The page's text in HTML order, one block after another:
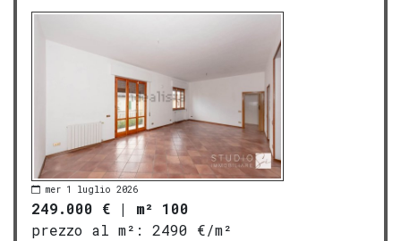
mer 1 luglio 2026
249.000 € | m² 100
prezzo al m²:
2490 €/m²